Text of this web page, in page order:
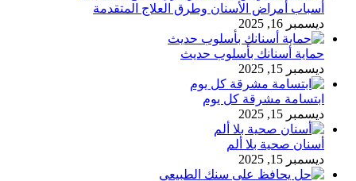
أسباب أمراض الأسنان وطرق العلاج المتقدمة
ديسمبر 16, 2025
حماية أسنانك بأسلوب حديث
ديسمبر 15, 2025
ابتسامة مشرقة كل يوم
ديسمبر 15, 2025
أسنان صحية بلا ألم
ديسمبر 15, 2025